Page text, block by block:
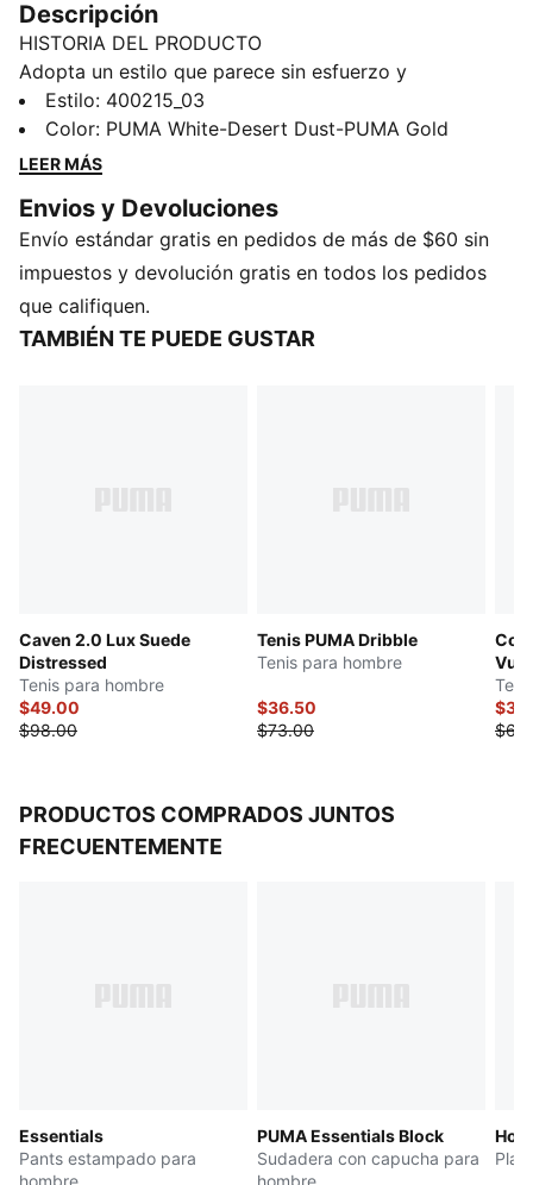
Descripción
HISTORIA DEL PRODUCTO
Adopta un estilo que parece sin esfuerzo y
conviértelo en el ADN de tus looks. Con apliques
sintéticos y de gamuza, estos tenis unisex lucen
toques metalizados y una plantilla SOFTFOAM+ para
contigo mismo y adueñate de cada momento con
estilo.
CARACTERÍSTICAS Y BENEFICIOS
Cubierta fabricada con al menos un 20% de
materiales reciclados; base fabricada con al menos un
Formstrip PUMA en ambos laterales
Detalles de la marca PUMA
Estilo: 400215_03
Color: PUMA White-Desert Dust-PUMA Gold
LEER MÁS
Envios y Devoluciones
Envío estándar gratis en pedidos de más de $60 sin
impuestos y devolución gratis en todos los pedidos
que califiquen.
TAMBIÉN TE PUEDE GUSTAR
Caven 2.0 Lux Suede
Distressed
Tenis para hombre
$49.00
$98.00
Tenis PUMA Dribble
Tenis para hombre
$36.50
$73.00
PRODUCTOS COMPRADOS JUNTOS
FRECUENTEMENTE
Essentials
Pants estampado para
hombre
PUMA Essentials Block
Sudadera con capucha para
hombre